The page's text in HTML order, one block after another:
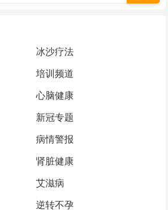
冰沙疗法
培训频道
心脑健康
新冠专题
病情警报
肾脏健康
艾滋病
逆转不孕